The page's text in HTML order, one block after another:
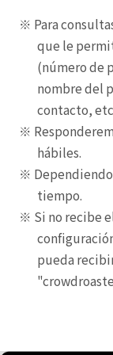
Para
que le
(número de
nombre del
contacto,
hábiles.
tiempo.
Si no recibe
pueda